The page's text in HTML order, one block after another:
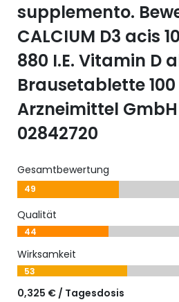
supplemento.
CALCIUM D3 acis
880 I.E. Vitamin D
Brausetablette
Arzneimittel GmbH
02842720
Gesamtbewertung
49
Qualität
44
Wirksamkeit
53
0,325 € / Tagesdosis